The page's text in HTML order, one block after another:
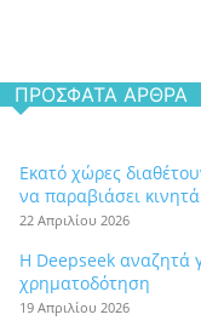
ΠΡΌΣΦΑΤΑ ΆΡΘΡΑ
Εκατό χώρες
να παραβιάσει
22 Απριλίου 2026
Η Deepseek αναζητά
χρηματοδότηση
19 Απριλίου 2026